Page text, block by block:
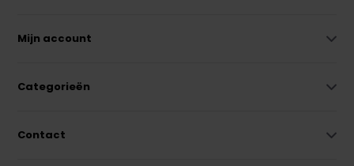
Mijn account
Categorieën
Contact